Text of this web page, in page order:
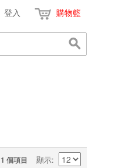
登入 購物籃
1 個項目 顯示